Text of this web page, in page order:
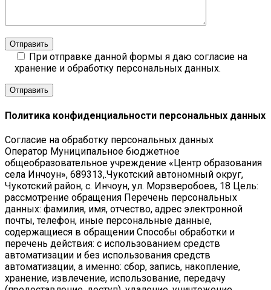
Отправить
При отправке данной формы я даю согласие на
хранение и обработку персональных данных.
Политика конфиденциальности персональных данных
Согласие на обработку персональных данных
Оператор Муниципальное бюджетное
общеобразовательное учреждение «Центр образования
села Инчоун», 689313,.Чукотский автономный округ,
Чукотский район, с. Инчоун, ул. Морзверобоев, 18 Цель:
рассмотрение обращения Перечень персональных
данных: фамилия, имя, отчество, адрес электронной
почты, телефон, иные персональные данные,
содержащиеся в обращении Способы обработки и
перечень действия: с использованием средств
автоматизации и без использования средств
автоматизации, а именно: сбор, запись, накопление,
хранение, извлечение, использование, передачу